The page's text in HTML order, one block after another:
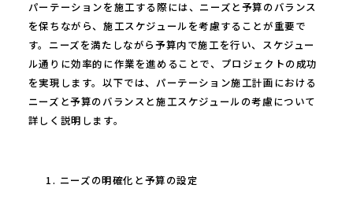
パーテーションを施工する際には、ニーズと予算のバランス
を保ちながら、施工スケジュールを考慮することが重要で
す。ニーズを満たしながら予算内で施工を行い、スケジュー
ル通りに効率的に作業を進めることで、プロジェクトの成功
を実現します。以下では、パーテーション施工計画における
ニーズと予算のバランスと施工スケジュールの考慮について
詳しく説明します。
ニーズの明確化と予算の設定